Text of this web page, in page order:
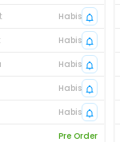
Habis
Habis
Habis
Habis
Habis
Pre Order